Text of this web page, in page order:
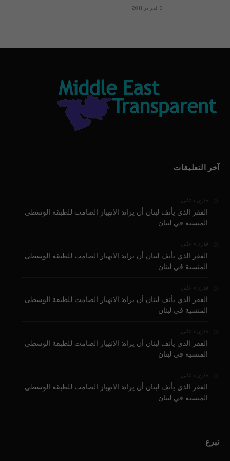
3 فبراير 2011
آخر التعليقات
قارىء على
الفقر الذي يأنف لبنان أن يراه: الانهيار الصامت للطبقة الوسطى
المنسية في لبنان
قارىء على
الفقر الذي يأنف لبنان أن يراه: الانهيار الصامت للطبقة الوسطى
المنسية في لبنان
قارىء على
الفقر الذي يأنف لبنان أن يراه: الانهيار الصامت للطبقة الوسطى
المنسية في لبنان
قارىء على
الفقر الذي يأنف لبنان أن يراه: الانهيار الصامت للطبقة الوسطى
المنسية في لبنان
قارىء على
الفقر الذي يأنف لبنان أن يراه: الانهيار الصامت للطبقة الوسطى
المنسية في لبنان
تبرع